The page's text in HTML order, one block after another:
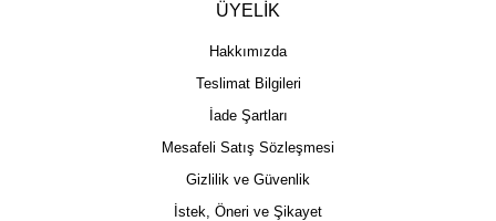
ÜYELİK
Hakkımızda
Teslimat Bilgileri
İade Şartları
Mesafeli Satış Sözleşmesi
Gizlilik ve Güvenlik
İstek, Öneri ve Şikayet